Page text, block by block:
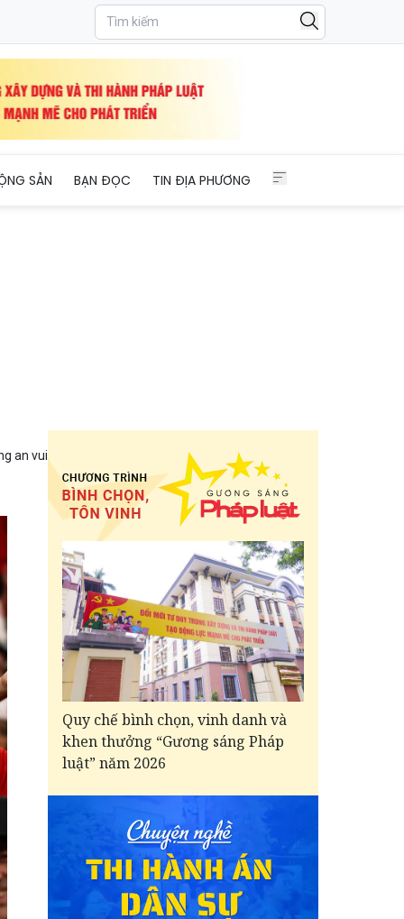
SẢN BẠN ĐỌC TIN ĐỊA PHƯƠNG
an vui
Quy chế bình chọn, vinh danh và
khen thưởng “Gương sáng Pháp
luật” năm 2026